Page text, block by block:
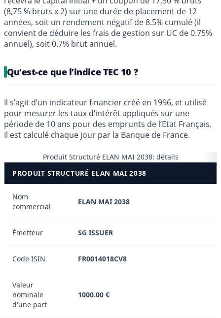
(8,75 % bruts x 2) sur une durée de placement de 12
années, soit un rendement négatif de 8.5% cumulé (il
convient de déduire les frais de gestion sur UC de 0.75%
annuel), soit 0.7% brut annuel.
Qu’est-ce que l’indice TEC 10 ?
Il s’agit d’un indicateur financier créé en 1996, et utilisé
pour mesurer les taux d’intérêt appliqués sur une
période de 10 ans pour des emprunts de l’Etat Français.
Il est calculé chaque jour par la Banque de France.
Produit Structuré ELAN MAI 2038: détails
PRODUIT STRUCTURÉ ELAN MAI 2038
Nom
commercial
ELAN MAI 2038
Émetteur SG ISSUER
Code ISIN FR0014018CV8
Valeur
nominale
d'une part
1000.00 €